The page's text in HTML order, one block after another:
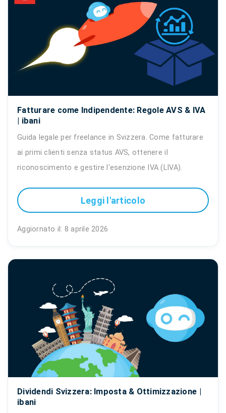
Fatturare come Indipendente: Regole AVS & IVA
| ibani
Guida legale per freelance in Svizzera. Come fatturare
ai primi clienti senza status AVS, ottenere il
riconoscimento e gestire l'esenzione IVA (LIVA).
Leggi l'articolo
Aggiornato il: 8 aprile 2026
Dividendi Svizzera: Imposta & Ottimizzazione |
ibani